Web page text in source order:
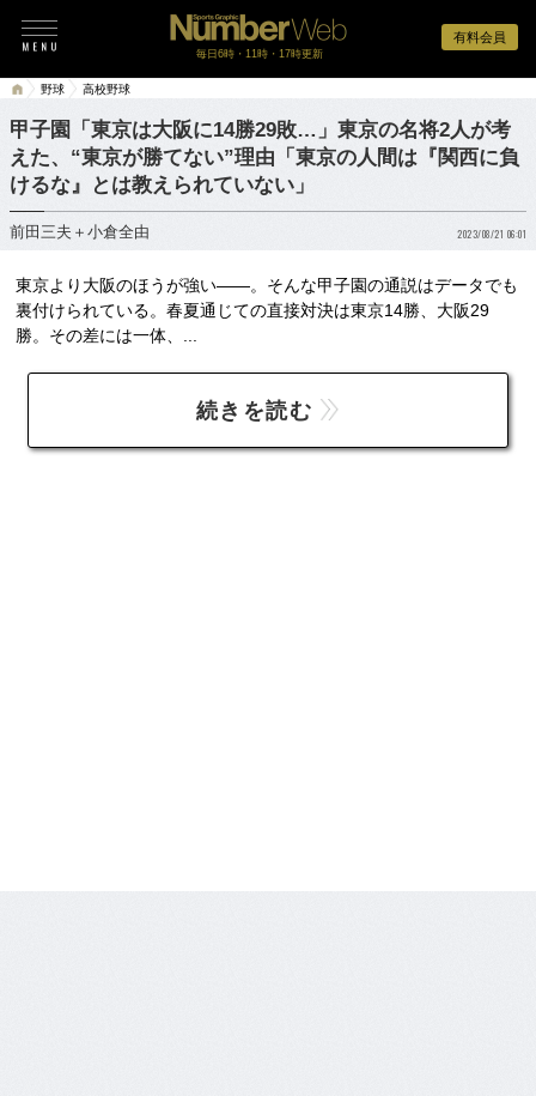
有料会員
毎日6時・11時・17時更新
野球 高校野球
甲子園「東京は大阪に14勝29敗…」東京の名将2人が考
えた、“東京が勝てない”理由「東京の人間は『関西に負
けるな』とは教えられていない」
前田三夫＋小倉全由 2023/08/21 06:01
東京より大阪のほうが強い――。そんな甲子園の通説はデータでも
裏付けられている。春夏通じての直接対決は東京14勝、大阪29
勝。その差には一体、...
続きを読む